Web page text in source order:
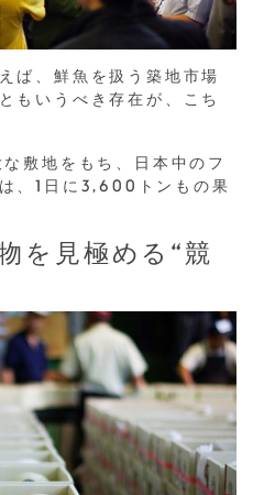
ば、鮮魚を扱う築地市場
もいうべき存在が、こち
敷地をもち、日本中のフ
、1日に3,600トンもの果
を見極める“競